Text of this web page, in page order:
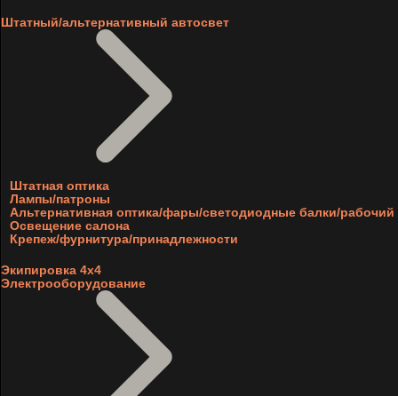
Штатный/альтернативный автосвет
Штатная оптика
Лампы/патроны
Альтернативная оптика/фары/светодиодные балки/рабочий
Освещение салона
Крепеж/фурнитура/принадлежности
Экипировка 4х4
Электрооборудование